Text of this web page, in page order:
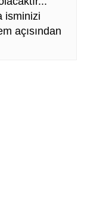
isminizi
açısından